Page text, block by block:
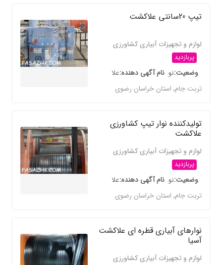
تیپ 20سانتی علاکشت
لوازم و تجهیزات آبیاری کشاورزی
پربازدید
وضعیتنو نام آگهی دهندهعلا
تربت جام,استان خراسان رضوی
تولیدکننده نوار تیپ کشاورزی
علاکشت
لوازم و تجهیزات آبیاری کشاورزی
پربازدید
وضعیتنو نام آگهی دهندهعلا
تربت جام,استان خراسان رضوی
نوارهای آبیاری قطره ای علاکشت
آسیا
لوازم و تجهیزات آبیاری کشاورزی